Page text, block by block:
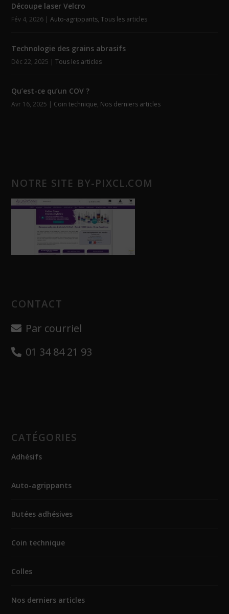
Découpe laser Velcro
Fév 4, 2026 |Auto-agrippants,Tous les articles
Technologie des grains abrasifs
Déc 22, 2025 |Tous les articles
Qu’est-ce qu’un COV ?
Avr 16, 2025 | Coin technique, Nos derniers articles
NOTRE SITE BY-PIXCL.COM
CONTACT
Par courriel
01 34 84 21 93
CATÉGORIES
Adhésifs
Auto-agrippants
Butées adhésives
Coin technique
Colles
Nos derniers articles